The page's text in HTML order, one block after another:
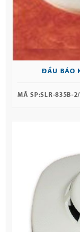
ĐẦU BÁO
MÃ SP:SLR-835B-